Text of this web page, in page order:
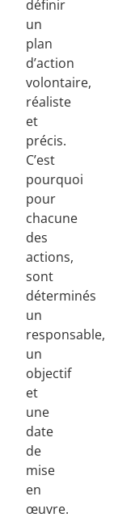
définir
un
plan
d’action
volontaire,
réaliste
et
précis.
C’est
pourquoi
pour
chacune
des
actions,
sont
déterminés
un
responsable,
un
objectif
et
une
date
de
mise
en
œuvre.